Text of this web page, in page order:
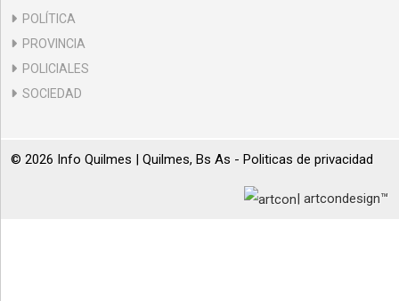
POLÍTICA
PROVINCIA
POLICIALES
SOCIEDAD
© 2026 Info Quilmes | Quilmes, Bs As - Politicas de privacidad
| artcondesign™